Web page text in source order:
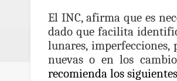
El INC, afirma que es
dado que facilita
lunares, imperfecciones,
nuevas o en los
recomienda los